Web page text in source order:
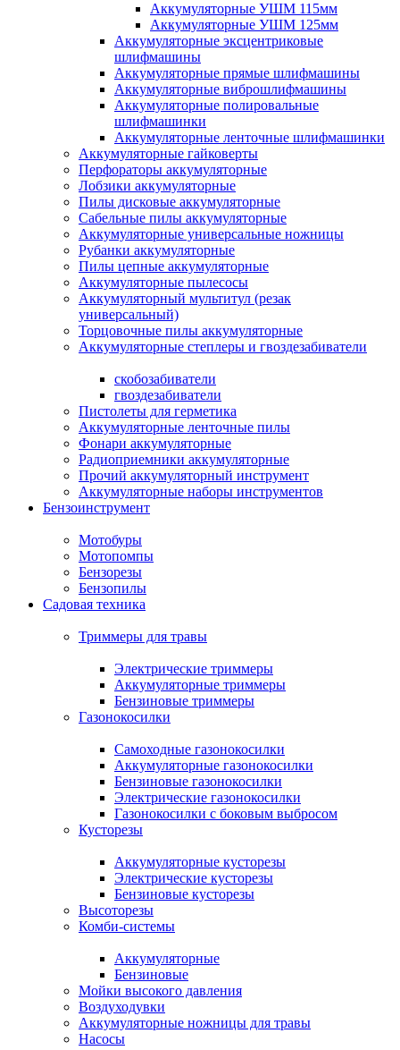
Аккумуляторные УШМ 115мм
Аккумуляторные УШМ 125мм
Аккумуляторные эксцентриковые
шлифмашины
Аккумуляторные прямые шлифмашины
Аккумуляторные виброшлифмашины
Аккумуляторные полировальные
шлифмашинки
Аккумуляторные ленточные шлифмашинки
Аккумуляторные гайковерты
Перфораторы аккумуляторные
Лобзики аккумуляторные
Пилы дисковые аккумуляторные
Сабельные пилы аккумуляторные
Аккумуляторные универсальные ножницы
Рубанки аккумуляторные
Пилы цепные аккумуляторные
Аккумуляторные пылесосы
Аккумуляторный мультитул (резак
универсальный)
Торцовочные пилы аккумуляторные
Аккумуляторные степлеры и гвоздезабиватели
скобозабиватели
гвоздезабиватели
Пистолеты для герметика
Аккумуляторные ленточные пилы
Фонари аккумуляторные
Радиоприемники аккумуляторные
Прочий аккумуляторный инструмент
Аккумуляторные наборы инструментов
Бензоинструмент
Мотобуры
Мотопомпы
Бензорезы
Бензопилы
Садовая техника
Триммеры для травы
Электрические триммеры
Аккумуляторные триммеры
Бензиновые триммеры
Газонокосилки
Самоходные газонокосилки
Аккумуляторные газонокосилки
Бензиновые газонокосилки
Электрические газонокосилки
Газонокосилки с боковым выбросом
Кусторезы
Аккумуляторные кусторезы
Электрические кусторезы
Бензиновые кусторезы
Высоторезы
Комби-системы
Аккумуляторные
Бензиновые
Мойки высокого давления
Воздуходувки
Аккумуляторные ножницы для травы
Насосы